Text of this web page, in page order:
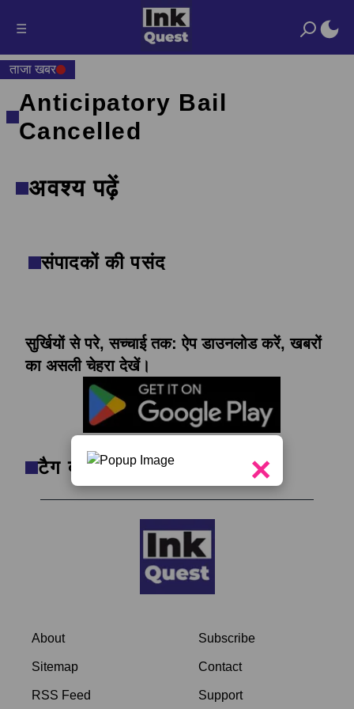
☰
ताजा खबर
×
Anticipatory Bail
Cancelled
अवश्य पढ़ें
संपादकों की पसंद
सुर्खियों से परे, सच्चाई तक: ऐप डाउनलोड करें, खबरों
का असली चेहरा देखें।
टैग क्लाउड
About
Sitemap
RSS Feed
Subscribe
Contact
Support